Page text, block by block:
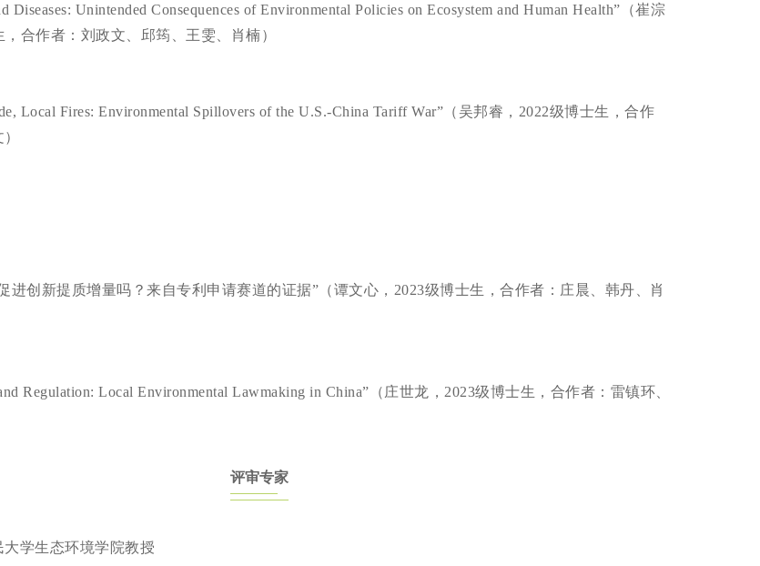
Diseases: Unintended Consequences of Environmental Policies on Ecosystem and Human Health”（崔淙
合作者：刘政文、邱筠、王雯、肖楠）
Local Fires: Environmental Spillovers of the U.S.-China Tariff War”（吴邦睿，2022级博士生，合作
进创新提质增量吗？来自专利申请赛道的证据”（谭文心，2023级博士生，合作者：庄晨、韩丹、肖
Regulation: Local Environmental Lawmaking in China”（庄世龙，2023级博士生，合作者：雷镇环、
评审专家
大学生态环境学院教授